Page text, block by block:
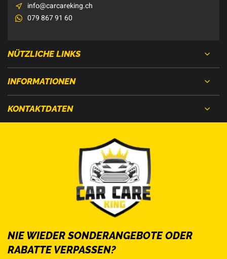
info@carcareking.ch
079 867 91 60
NÜTZLICHE LINKS
INFORMATIONEN
KONTAKTDATEN
NIE WIEDER SONDERANGEBOTE ODER
RABATTE VERPASSEN?